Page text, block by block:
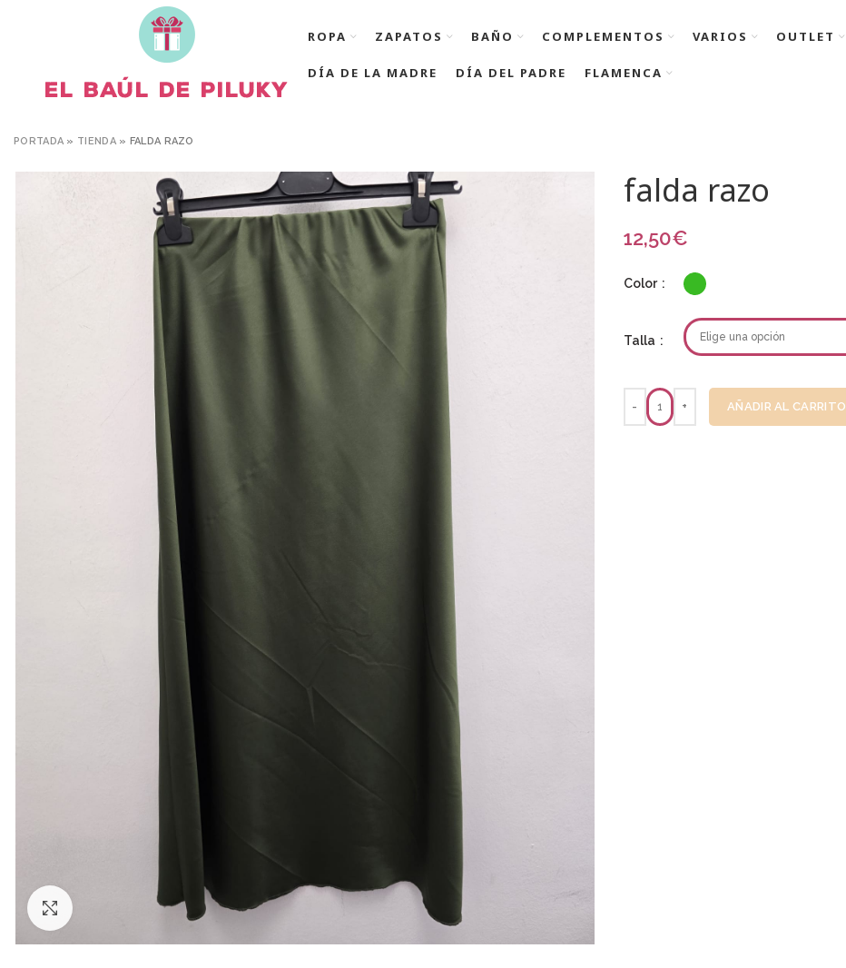
ROPA ZAPATOS BAÑO COMPLEMENTOS VARIOS OUTLET
DÍA DE LA MADRE DÍA DEL PADRE FLAMENCA
PORTADA » TIENDA» FALDA RAZO
Click to enlarge
falda razo
12,50€
Color
Talla
AÑADIR AL CARRITO